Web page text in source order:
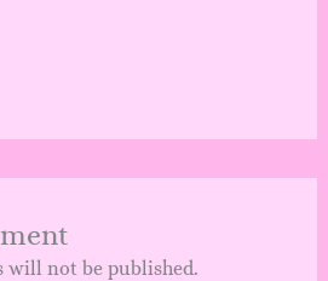
will not be published.